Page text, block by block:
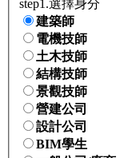
step1.選擇身分
建築師
電機技師
土木技師
結構技師
景觀技師
營建公司
設計公司
BIM學生